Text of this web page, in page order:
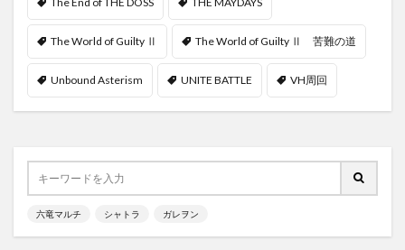
The World of Guilty Ⅱ The World of Guilty Ⅱ 苦難の道
Unbound Asterism UNITE BATTLE VH周回
六竜マルチ シャトラ ガレヲン